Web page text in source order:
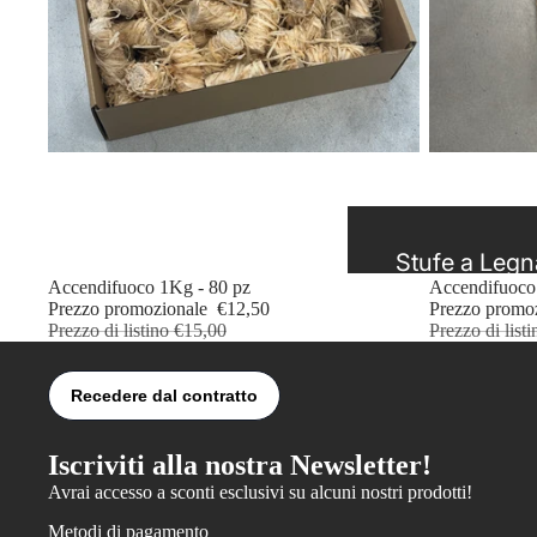
Stufe a
Stufe a
In offerta
Accendifuoco 1Kg - 80 pz
Prezzo promozionale €12,50
Prezzo di listino€15,00
In offerta
Prezzo
Prezzo di
Iscriviti alla nostra Newsletter!
Avrai accesso a sconti esclusivi su alcuni nostri prodotti!
Metodi di pagamento